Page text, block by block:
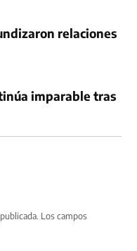
relaciones
imparable tras
Los campos